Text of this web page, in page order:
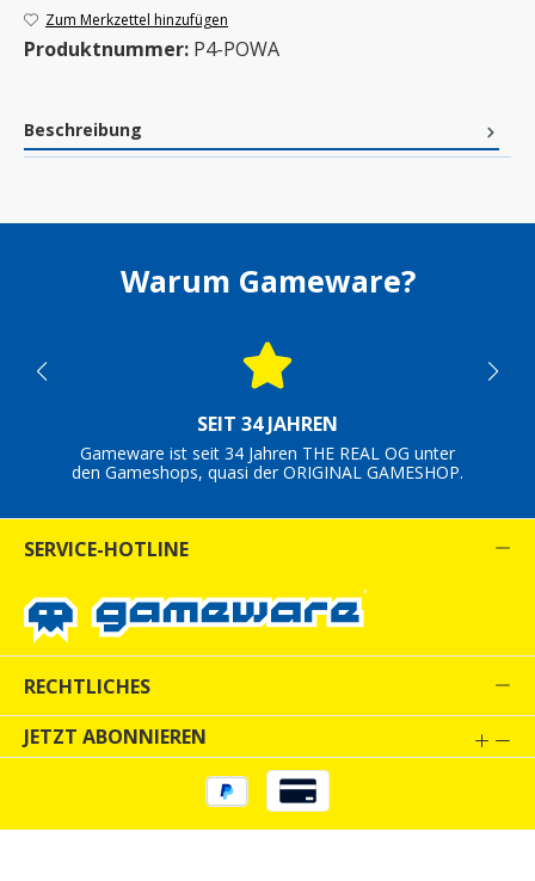
Zum Merkzettel hinzufügen
Produktnummer: P4-POWA
Beschreibung
Warum Gameware?
SEIT 34 JAHREN
Gameware ist seit 34 Jahren THE REAL OG unter
den Gameshops, quasi der ORIGINAL GAMESHOP.
SERVICE-HOTLINE
RECHTLICHES
JETZT ABONNIEREN